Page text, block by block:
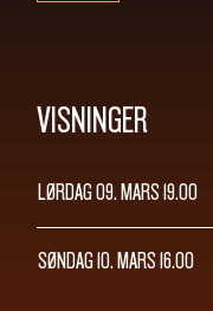
VISNINGER
LØRDAG 09. MARS19.00
SØNDAG 10. MARS16.00